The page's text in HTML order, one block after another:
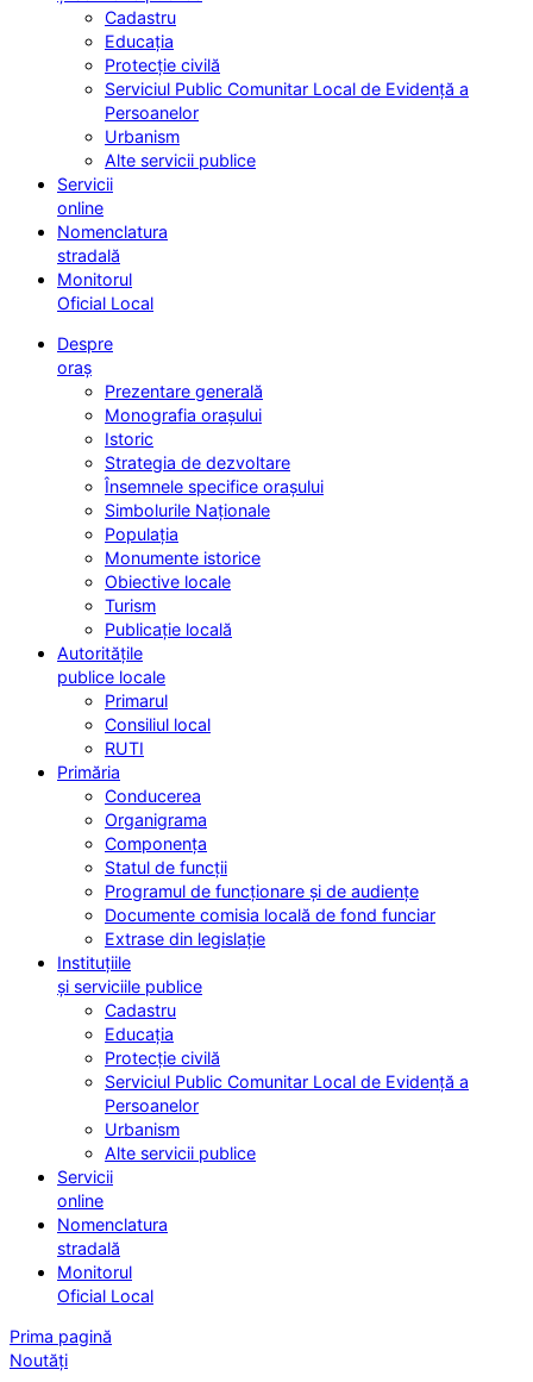
Cadastru
Educația
Protecție civilă
Serviciul Public Comunitar Local de Evidență a
Persoanelor
Urbanism
Alte servicii publice
Servicii
online
Nomenclatura
stradală
Monitorul
Oficial Local
Despre
oraș
Prezentare generală
Monografia orașului
Istoric
Strategia de dezvoltare
Însemnele specifice orașului
Simbolurile Naționale
Populația
Monumente istorice
Obiective locale
Turism
Publicație locală
Autoritățile
publice locale
Primarul
Consiliul local
RUTI
Primăria
Conducerea
Organigrama
Componența
Statul de funcții
Programul de funcționare și de audiențe
Documente comisia locală de fond funciar
Extrase din legislație
Instituțiile
și serviciile publice
Cadastru
Educația
Protecție civilă
Serviciul Public Comunitar Local de Evidență a
Persoanelor
Urbanism
Alte servicii publice
Servicii
online
Nomenclatura
stradală
Monitorul
Oficial Local
Prima pagină
Noutăți